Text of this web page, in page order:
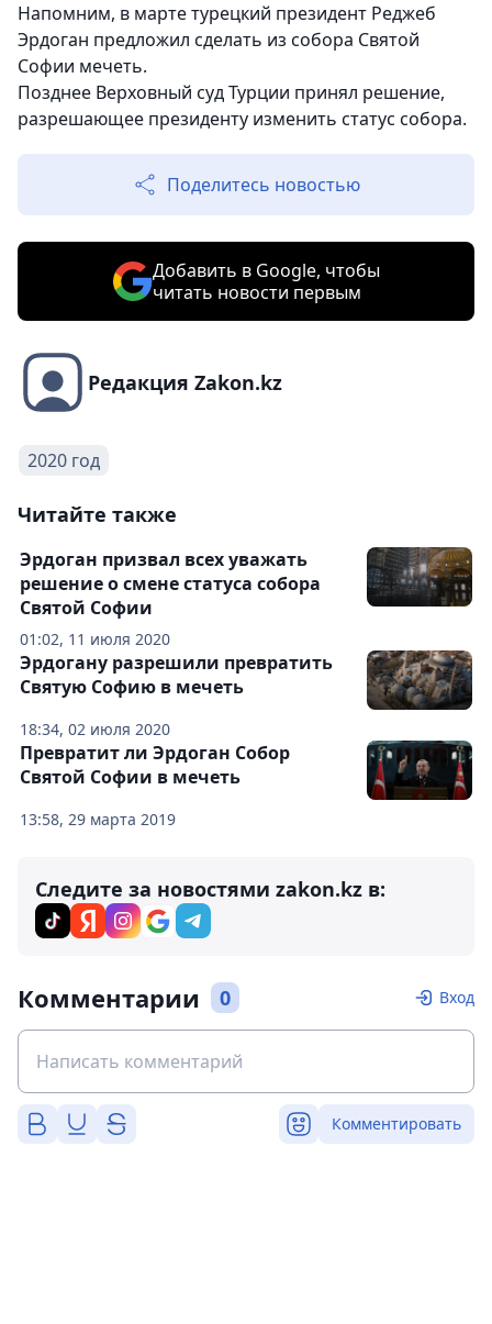
Напомним, в марте турецкий президент Реджеб
Эрдоган предложил сделать из собора Святой
Софии мечеть.
Позднее Верховный суд Турции принял решение,
разрешающее президенту изменить статус собора.
Поделитесь новостью
Добавить в Google, чтобы
читать новости первым
Редакция Zakon.kz
2020 год
Читайте также
01:02, 11 июля 2020
Эрдоган призвал всех уважать
решение о смене статуса собора
Святой Софии
18:34, 02 июля 2020
Эрдогану разрешили превратить
Святую Софию в мечеть
13:58, 29 марта 2019
Превратит ли Эрдоган Собор
Святой Софии в мечеть
Следите за новостями zakon.kz в:
Комментарии 0 Вход
Комментировать